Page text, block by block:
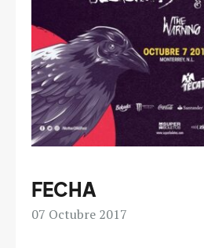
FECHA
07 Octubre 2017